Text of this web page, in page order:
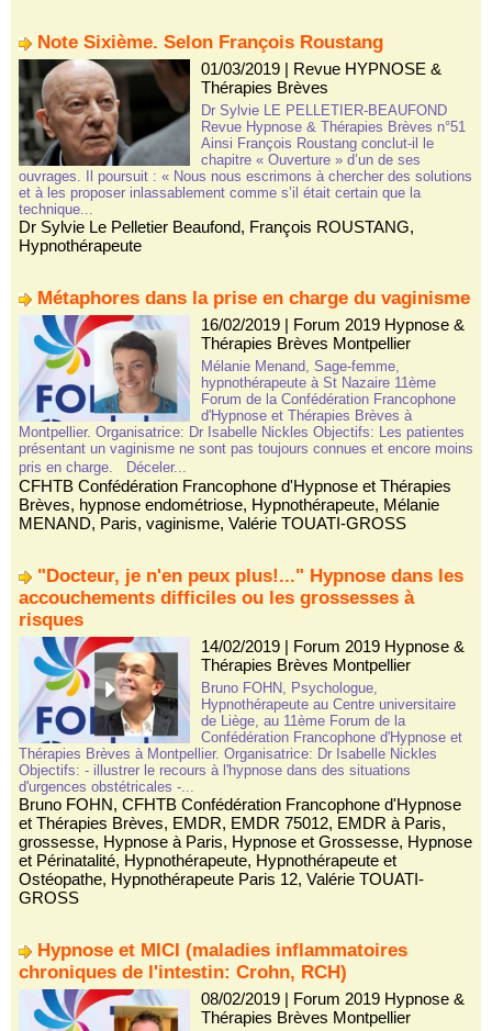
Note Sixième. Selon François Roustang
01/03/2019| Revue HYPNOSE &
Thérapies Brèves
Dr Sylvie LE PELLETIER-BEAUFOND
Revue Hypnose & Thérapies Brèves n°51
Ainsi François Roustang conclut-il le
chapitre « Ouverture » d’un de ses
ouvrages. Il poursuit : « Nous nous escrimons à chercher des solutions
et à les proposer inlassablement comme s’il était certain que la
technique...
Dr Sylvie Le Pelletier Beaufond, François ROUSTANG,
Hypnothérapeute
Métaphores dans la prise en charge du vaginisme
16/02/2019| Forum 2019 Hypnose &
Thérapies Brèves Montpellier
Mélanie Menand, Sage-femme,
hypnothérapeute à St Nazaire 11ème
Forum de la Confédération Francophone
d'Hypnose et Thérapies Brèves à
Montpellier. Organisatrice: Dr Isabelle Nickles Objectifs: Les patientes
présentant un vaginisme ne sont pas toujours connues et encore moins
pris en charge. Déceler...
CFHTB Confédération Francophone d'Hypnose et Thérapies
Brèves, hypnose endométriose, Hypnothérapeute, Mélanie
MENAND, Paris, vaginisme, Valérie TOUATI-GROSS
"Docteur, je n'en peux plus!..." Hypnose dans les
accouchements difficiles ou les grossesses à
risques
14/02/2019| Forum 2019 Hypnose &
Thérapies Brèves Montpellier
Bruno FOHN, Psychologue,
Hypnothérapeute au Centre universitaire
de Liège, au 11ème Forum de la
Confédération Francophone d'Hypnose et
Thérapies Brèves à Montpellier. Organisatrice: Dr Isabelle Nickles
Objectifs: - illustrer le recours à l'hypnose dans des situations
d'urgences obstétricales -...
Bruno FOHN, CFHTB Confédération Francophone d'Hypnose
et Thérapies Brèves, EMDR, EMDR 75012, EMDR à Paris,
grossesse, Hypnose à Paris, Hypnose et Grossesse, Hypnose
et Périnatalité, Hypnothérapeute, Hypnothérapeute et
Ostéopathe, Hypnothérapeute Paris 12, Valérie TOUATI-
GROSS
Hypnose et MICI (maladies inflammatoires
chroniques de l'intestin: Crohn, RCH)
08/02/2019| Forum 2019 Hypnose &
Thérapies Brèves Montpellier